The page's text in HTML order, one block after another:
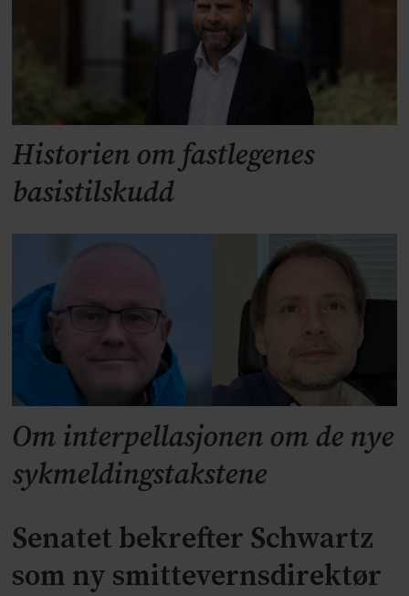
Historien om fastlegenes
basistilskudd
Om interpellasjonen om de nye
sykmeldingstakstene
Senatet bekrefter Schwartz
som ny smittevernsdirektør